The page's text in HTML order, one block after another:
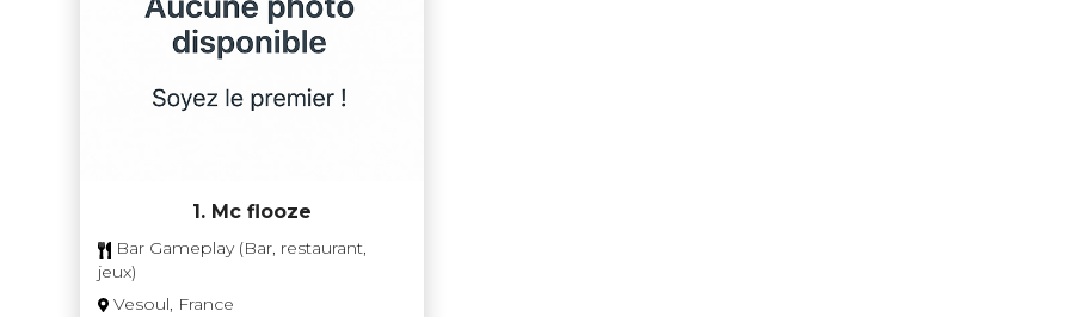
1. Mc flooze
Bar Gameplay (Bar, restaurant,
jeux)
Vesoul, France